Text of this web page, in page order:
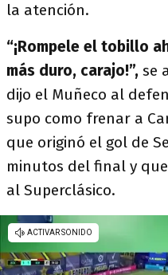
la atención.
“¡Rompele el tobillo
más duro, carajo!”, se
dijo el Muñeco al
supo como frenar a
que originó el gol de
minutos del final y
al Superclásico.